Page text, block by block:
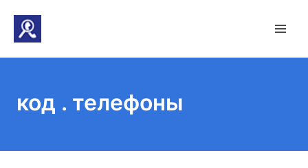
код . телефоны